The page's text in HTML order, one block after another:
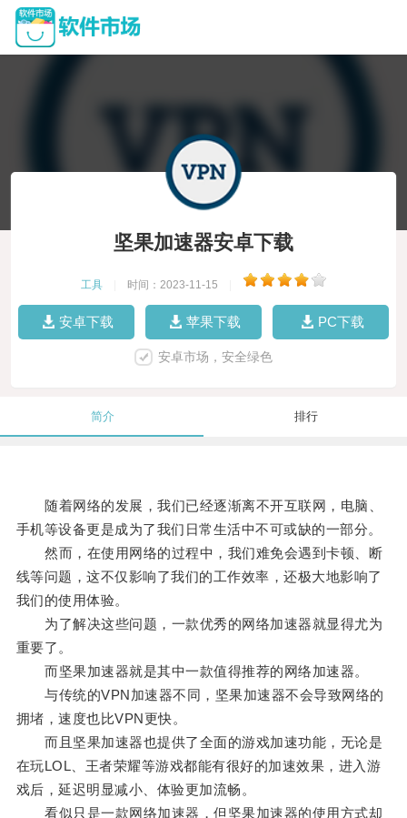
坚果加速器安卓下载
工具 时间：2023-11-15
安卓下载 苹果下载 PC下载
安卓市场，安全绿色
简介 排行
随着网络的发展，我们已经逐渐离不开互联网，电脑、
手机等设备更是成为了我们日常生活中不可或缺的一部分。
然而，在使用网络的过程中，我们难免会遇到卡顿、断
线等问题，这不仅影响了我们的工作效率，还极大地影响了
我们的使用体验。
为了解决这些问题，一款优秀的网络加速器就显得尤为
重要了。
而坚果加速器就是其中一款值得推荐的网络加速器。
与传统的VPN加速器不同，坚果加速器不会导致网络的
拥堵，速度也比VPN更快。
而且坚果加速器也提供了全面的游戏加速功能，无论是
在玩LOL、王者荣耀等游戏都能有很好的加速效果，进入游
戏后，延迟明显减小、体验更加流畅。
看似只是一款网络加速器，但坚果加速器的使用方式却